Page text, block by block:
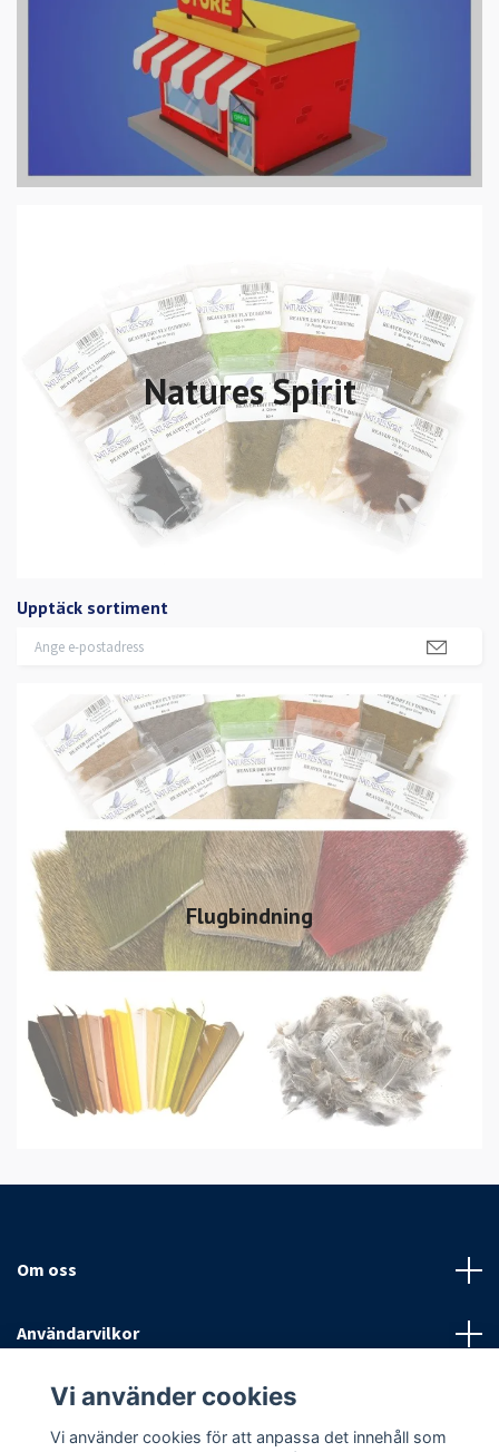
Natures Spirit
Upptäck sortiment
Flugbindning
Om oss
Användarvilkor
Sociala medier
Vi använder cookies
Vi använder cookies för att anpassa det innehåll som